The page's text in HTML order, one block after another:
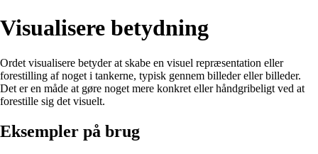
Visualisere betydning
Ordet visualisere betyder at skabe en visuel repræsentation eller
forestilling af noget i tankerne, typisk gennem billeder eller billeder.
Det er en måde at gøre noget mere konkret eller håndgribeligt ved at
forestille sig det visuelt.
Eksempler på brug